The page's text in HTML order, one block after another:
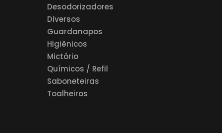
Desodorizadores
Diversos
Guardanapos
Higiênicos
Mictório
Químicos / Refil
Saboneteiras
Toalheiros